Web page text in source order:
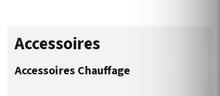
Accessoires
Accessoires Chauffage